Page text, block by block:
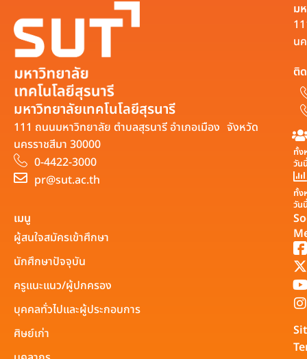
มหาวิทยาลัยเทคโนโลยีสุรนารี
111 ถนนมหาวิทยาลัย ตำบลสุรนารี อำเภอเมือง จังหวัด
นครราชสีมา 30000
0-4422-3000
pr@sut.ac.th
ม
น
ติ
ทั้ง
วัน
ทั้ง
วัน
เมนู
ผู้สนใจสมัครเข้าศึกษา
นักศึกษาปัจจุบัน
ครูแนะแนว/ผู้ปกครอง
บุคคลทั่วไปและผู้ประกอบการ
ศิษย์เก่า